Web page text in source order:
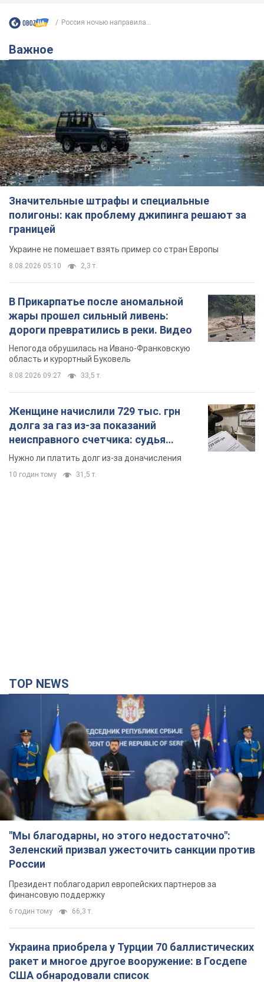
Россия ночью направила...
Важное
Значительные штрафы и специальные
полигоны: как проблему джипинга решают за
границей
Украине не помешает взять пример со стран Европы
8.08.2026 05:10 2,3 т.
В Прикарпатье после аномальной
жары прошел сильный ливень:
дороги превратились в реки. Видео
Непогода обрушилась на Ивано-Франковскую
область и курортный Буковель
8.08.2026 09:27 33,5 т.
Женщине начислили 729 тыс. грн
долга за газ из-за показаний
неисправного счетчика: судья
вынес неожиданное решение
Нужно ли платить долг из-за доначисления
10 годин тому 31,5 т.
TOP NEWS
"Мы благодарны, но этого недостаточно":
Зеленский призвал ужесточить санкции против
России
Президент поблагодарил европейских партнеров за
финансовую поддержку
6 годин тому 66,3 т.
Украина приобрела у Турции 70 баллистических
ракет и многое другое вооружение: в Госдепе
США обнародовали список